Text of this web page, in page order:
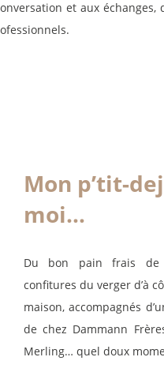
et aux échanges,
Mon p’tit-
moi…
Du bon pain frais de
confitures du verger d’à
maison, accompagnés
de chez Dammann
Merling… quel doux